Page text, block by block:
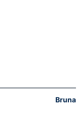
Bruna